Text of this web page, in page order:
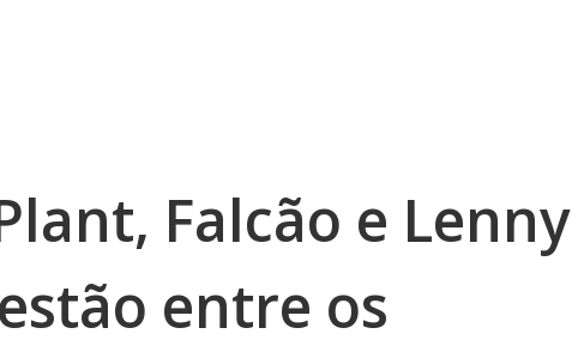
Falcão e Lenny
entre os